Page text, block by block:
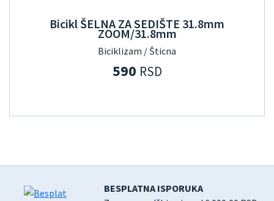
Bicikl ŠELNA ZA SEDIŠTE 31.8mm
ZOOM/31.8mm
Biciklizam / Šticna
590 RSD
BESPLATNA ISPORUKA